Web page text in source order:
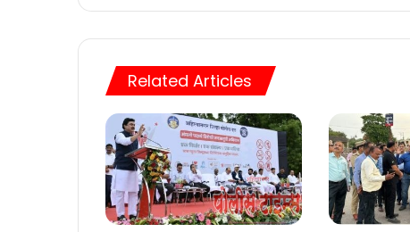
Related Articles